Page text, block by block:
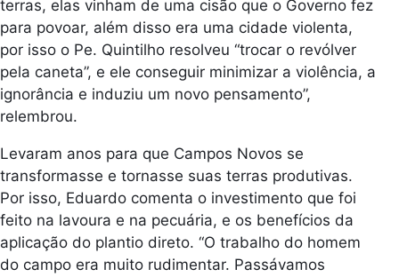
terras, elas vinham de uma cisão que o Governo fez
para povoar, além disso era uma cidade violenta,
por isso o Pe. Quintilho resolveu “trocar o revólver
pela caneta”, e ele conseguir minimizar a violência, a
ignorância e induziu um novo pensamento”,
relembrou.
Levaram anos para que Campos Novos se
transformasse e tornasse suas terras produtivas.
Por isso, Eduardo comenta o investimento que foi
feito na lavoura e na pecuária, e os benefícios da
aplicação do plantio direto. “O trabalho do homem
do campo era muito rudimentar. Passávamos